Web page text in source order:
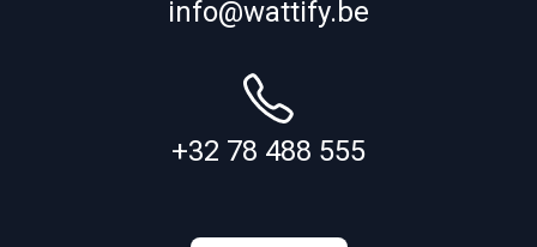
info@wattify.be
+32 78 488 555